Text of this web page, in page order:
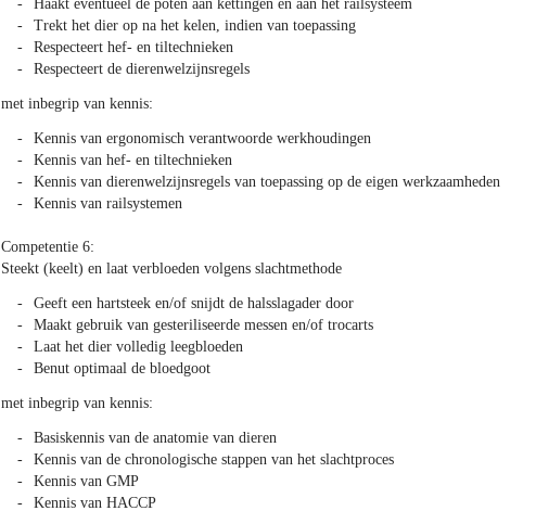
Haakt eventueel de poten aan kettingen en aan het railsysteem
Trekt het dier op na het kelen, indien van toepassing
Respecteert hef- en tiltechnieken
Respecteert de dierenwelzijnsregels
met inbegrip van kennis:
Kennis van ergonomisch verantwoorde werkhoudingen
Kennis van hef- en tiltechnieken
Kennis van dierenwelzijnsregels van toepassing op de eigen werkzaamheden
Kennis van railsystemen
Competentie 6:
Steekt (keelt) en laat verbloeden volgens slachtmethode
Geeft een hartsteek en/of snijdt de halsslagader door
Maakt gebruik van gesteriliseerde messen en/of trocarts
Laat het dier volledig leegbloeden
Benut optimaal de bloedgoot
met inbegrip van kennis:
Basiskennis van de anatomie van dieren
Kennis van de chronologische stappen van het slachtproces
Kennis van GMP
Kennis van HACCP